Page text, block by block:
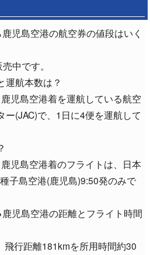
児島空港の航空券の値段はいく
中です。
運航本数は？
児島空港着を運航している航空
(JAC)で、1日に4便を運航して
児島空港着のフライトは、日本
子島空港(鹿児島)9:50発のみで
児島空港の距離とフライト時間
飛行距離181kmを所用時間約30